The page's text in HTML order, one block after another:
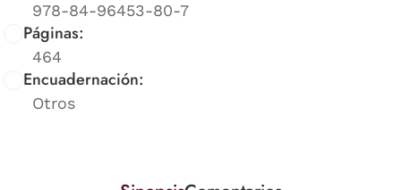
978-84-96453-80-7
Páginas:
464
Encuadernación:
Otros